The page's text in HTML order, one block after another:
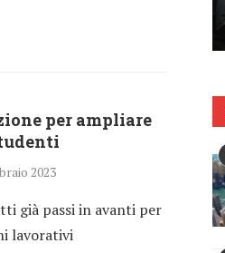
per ampliare
2023
già passi in avanti per
lavorativi